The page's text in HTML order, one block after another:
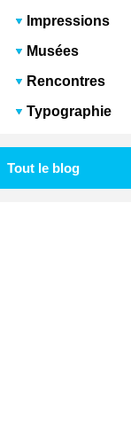
Impressions
Musées
Rencontres
Typographie
Tout le blog